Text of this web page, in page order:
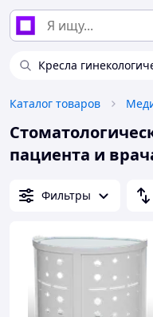
Кресла
Каталог товаров
пациента и
Фильтры